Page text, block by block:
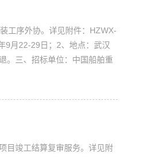
序外协。详见附件：HZWX-
9月22-29日；2、地点：武汉
。三、招标单位：中国船舶重
竣工结算复审服务。详见附